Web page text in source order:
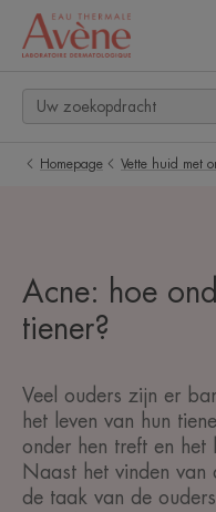
Homepage Vette huid met
Acne: hoe
tiener?
Veel ouders zijn er
het leven van hun
onder hen treft en het
Naast het vinden van
de taak van de